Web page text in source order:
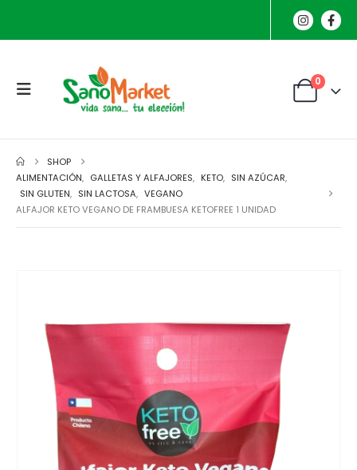
0
SHOP
ALIMENTACIÓN, GALLETAS Y ALFAJORES, KETO, SIN AZÚCAR,
SIN GLUTEN, SIN LACTOSA, VEGANO
ALFAJOR KETO VEGANO DE FRAMBUESA KETOFREE 1 UNIDAD